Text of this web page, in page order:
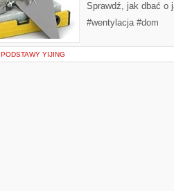
Sprawdź, jak dbać o
#wentylacja #dom
PODSTAWY YIJING